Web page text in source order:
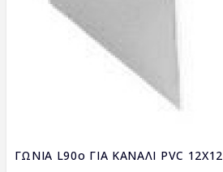
ΓΩΝΙΑ L90ο ΓΙΑ ΚΑΝΑΛΙ PVC 12X12